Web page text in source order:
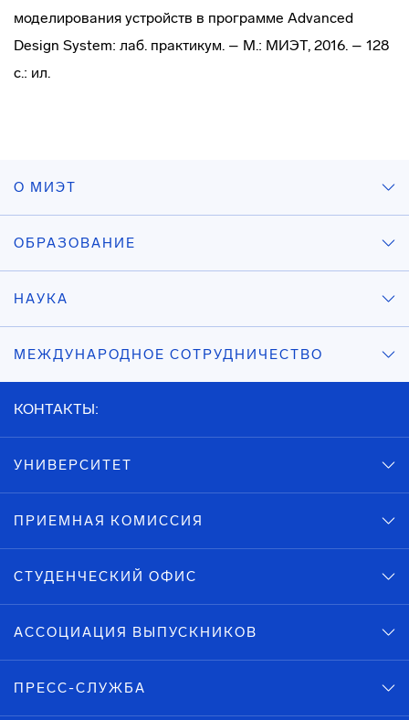
моделирования устройств в программе Advanced
Design System: лаб. практикум. – М.: МИЭТ, 2016. – 128
с.: ил.
О МИЭТ
ОБРАЗОВАНИЕ
НАУКА
МЕЖДУНАРОДНОЕ СОТРУДНИЧЕСТВО
КОНТАКТЫ:
УНИВЕРСИТЕТ
ПРИЕМНАЯ КОМИССИЯ
СТУДЕНЧЕСКИЙ ОФИС
АССОЦИАЦИЯ ВЫПУСКНИКОВ
ПРЕСС-СЛУЖБА